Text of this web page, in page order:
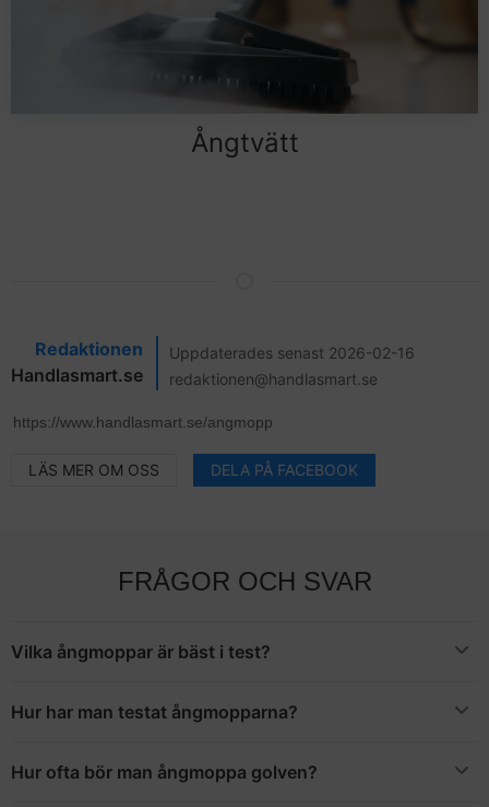
Ångtvätt
Redaktionen
Handlasmart.se
Uppdaterades senast 2026-02-16
redaktionen@handlasmart.se
LÄS MER OM OSS DELA PÅ FACEBOOK
FRÅGOR OCH SVAR
Vilka ångmoppar är bäst i test?
SC 4 Easy Fix, H2O Mop HD, iRobot Braava Jet M6 och Kärcher
FC 5
Hur har man testat ångmopparna?
samt även hur funktionell och användarvänlig den är
Hur ofta bör man ångmoppa golven?